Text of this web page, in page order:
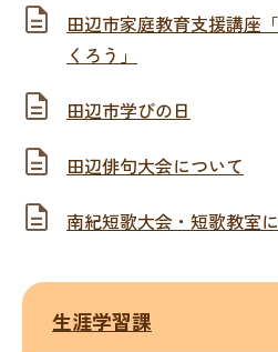
田辺市家庭教育支援講座
くろう」
田辺市学びの日
田辺俳句大会について
南紀短歌大会・短歌教室
生涯学習課